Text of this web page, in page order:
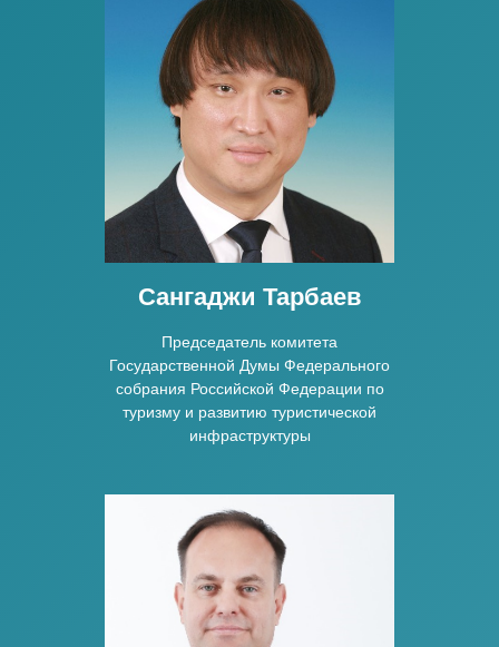
Сангаджи Тарбаев
Председатель комитета
Государственной Думы Федерального
собрания Российской Федерации по
туризму и развитию туристической
инфраструктуры